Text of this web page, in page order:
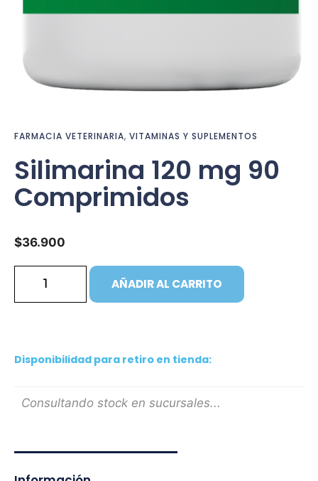
FARMACIA VETERINARIA, VITAMINAS Y SUPLEMENTOS
Silimarina 120 mg 90
Comprimidos
$36.900
AÑADIR AL CARRITO
Disponibilidad para retiro en tienda:
Consultando stock en sucursales...